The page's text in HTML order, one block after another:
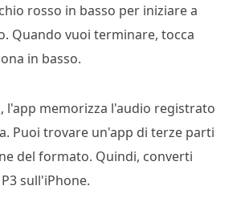
rosso in basso per iniziare a
Quando vuoi terminare, tocca
in basso.
l'app memorizza l'audio registrato
Puoi trovare un'app di terze parti
del formato. Quindi, converti
sull'iPhone.